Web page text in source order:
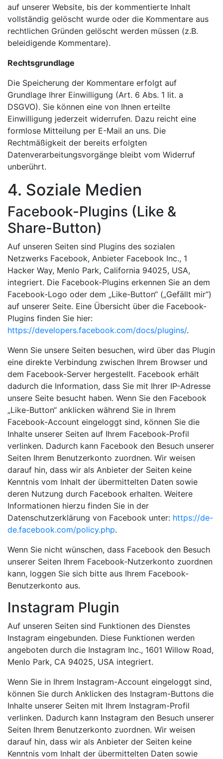
auf unserer Website, bis der kommentierte Inhalt
vollständig gelöscht wurde oder die Kommentare aus
rechtlichen Gründen gelöscht werden müssen (z.B.
beleidigende Kommentare).
Rechtsgrundlage
Die Speicherung der Kommentare erfolgt auf
Grundlage Ihrer Einwilligung (Art. 6 Abs. 1 lit. a
DSGVO). Sie können eine von Ihnen erteilte
Einwilligung jederzeit widerrufen. Dazu reicht eine
formlose Mitteilung per E-Mail an uns. Die
Rechtmäßigkeit der bereits erfolgten
Datenverarbeitungsvorgänge bleibt vom Widerruf
unberührt.
4. Soziale Medien
Facebook-Plugins (Like &
Share-Button)
Auf unseren Seiten sind Plugins des sozialen
Netzwerks Facebook, Anbieter Facebook Inc., 1
Hacker Way, Menlo Park, California 94025, USA,
integriert. Die Facebook-Plugins erkennen Sie an dem
Facebook-Logo oder dem „Like-Button“ („Gefällt mir“)
auf unserer Seite. Eine Übersicht über die Facebook-
Plugins finden Sie hier:
https://developers.facebook.com/docs/plugins/.
Wenn Sie unsere Seiten besuchen, wird über das Plugin
eine direkte Verbindung zwischen Ihrem Browser und
dem Facebook-Server hergestellt. Facebook erhält
dadurch die Information, dass Sie mit Ihrer IP-Adresse
unsere Seite besucht haben. Wenn Sie den Facebook
„Like-Button“ anklicken während Sie in Ihrem
Facebook-Account eingeloggt sind, können Sie die
Inhalte unserer Seiten auf Ihrem Facebook-Profil
verlinken. Dadurch kann Facebook den Besuch unserer
Seiten Ihrem Benutzerkonto zuordnen. Wir weisen
darauf hin, dass wir als Anbieter der Seiten keine
Kenntnis vom Inhalt der übermittelten Daten sowie
deren Nutzung durch Facebook erhalten. Weitere
Informationen hierzu finden Sie in der
Datenschutzerklärung von Facebook unter: https://de-
de.facebook.com/policy.php.
Wenn Sie nicht wünschen, dass Facebook den Besuch
unserer Seiten Ihrem Facebook-Nutzerkonto zuordnen
kann, loggen Sie sich bitte aus Ihrem Facebook-
Benutzerkonto aus.
Instagram Plugin
Auf unseren Seiten sind Funktionen des Dienstes
Instagram eingebunden. Diese Funktionen werden
angeboten durch die Instagram Inc., 1601 Willow Road,
Menlo Park, CA 94025, USA integriert.
Wenn Sie in Ihrem Instagram-Account eingeloggt sind,
können Sie durch Anklicken des Instagram-Buttons die
Inhalte unserer Seiten mit Ihrem Instagram-Profil
verlinken. Dadurch kann Instagram den Besuch unserer
Seiten Ihrem Benutzerkonto zuordnen. Wir weisen
darauf hin, dass wir als Anbieter der Seiten keine
Kenntnis vom Inhalt der übermittelten Daten sowie